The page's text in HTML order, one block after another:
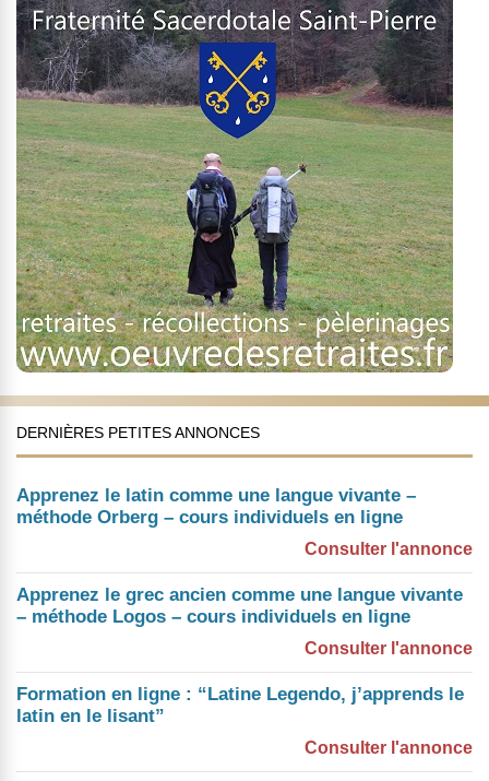
DERNIÈRES PETITES ANNONCES
Apprenez le latin comme une langue vivante –
méthode Orberg – cours individuels en ligne
Consulter l'annonce
Apprenez le grec ancien comme une langue vivante
– méthode Logos – cours individuels en ligne
Consulter l'annonce
Formation en ligne : “Latine Legendo, j’apprends le
latin en le lisant”
Consulter l'annonce